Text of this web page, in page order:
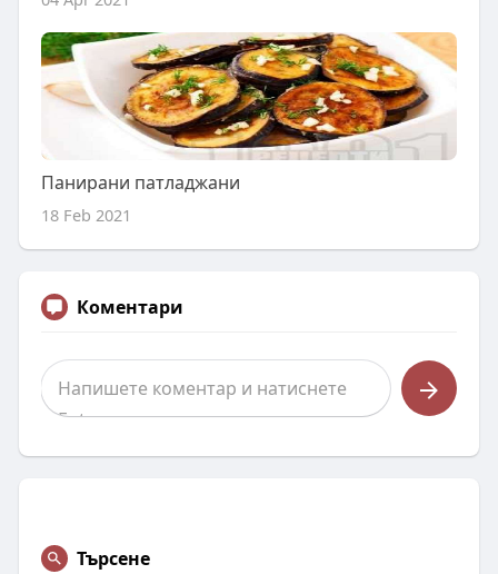
Панирани патладжани
18 Feb 2021
Коментари
Търсене